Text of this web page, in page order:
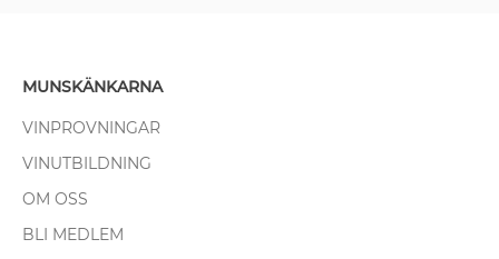
MUNSKÄNKARNA
VINPROVNINGAR
VINUTBILDNING
OM OSS
BLI MEDLEM